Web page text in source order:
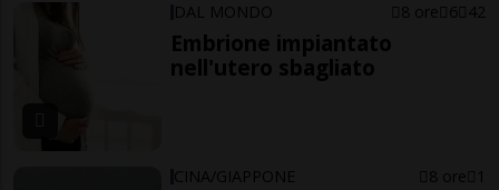
DAL MONDO 8 ore 6 42
Embrione impiantato
nell'utero sbagliato
CINA/GIAPPONE 8 ore 1